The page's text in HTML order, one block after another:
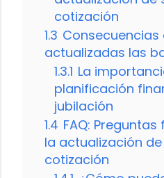
cotización
1.3
actualizadas las
1.3.1 La
planificación
jubilación
1.4 FAQ:
la actualización
cotización